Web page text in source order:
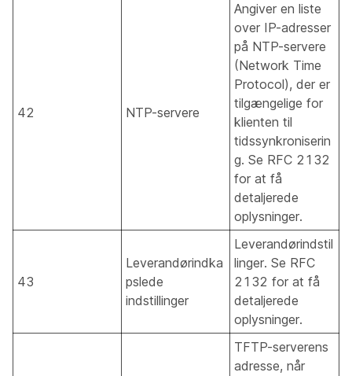
42 NTP-servere
Angiver en liste
over IP-adresser
på NTP-servere
(Network Time
Protocol), der er
tilgængelige for
klienten til
tidssynkroniserin
g. Se RFC 2132
for at få
detaljerede
oplysninger.
43
Leverandørindka
pslede
indstillinger
Leverandørindstil
linger. Se RFC
2132 for at få
detaljerede
oplysninger.
TFTP-serverens
adresse, når